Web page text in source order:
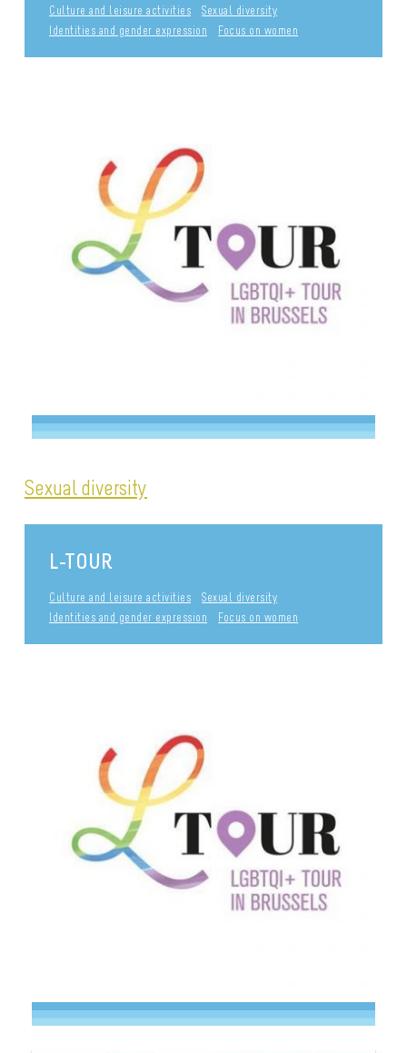
Culture and leisure activities
Sexual diversity
Identities and gender expression
Focus on women
Sexual diversity
L-TOUR
Culture and leisure activities
Sexual diversity
Identities and gender expression
Focus on women